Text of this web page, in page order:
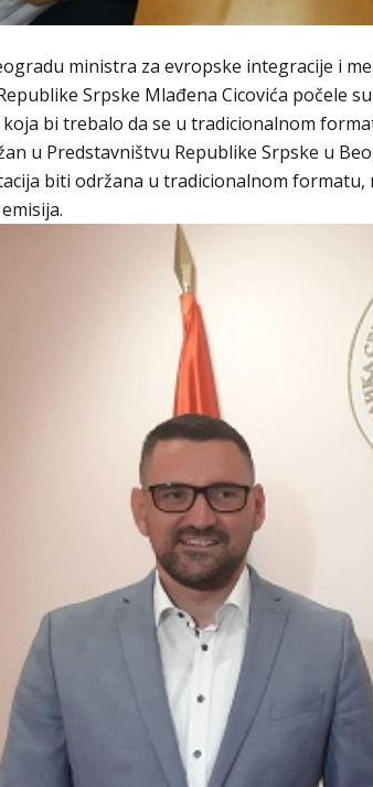
ministra za evropske integracije i
Srpske Mlađena Cicovića počele
koja bi trebalo da se u tradicionalnom
u Predstavništvu Republike Srpske u
biti održana u tradicionalnom